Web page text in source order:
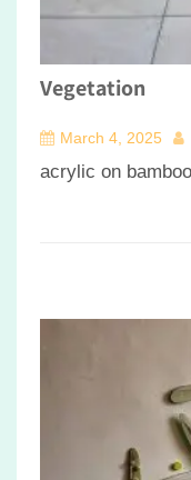
Vegetation
March 4, 2025
acrylic on